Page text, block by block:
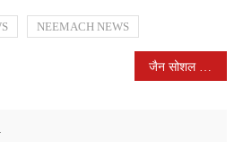
NEEMACH NEWS